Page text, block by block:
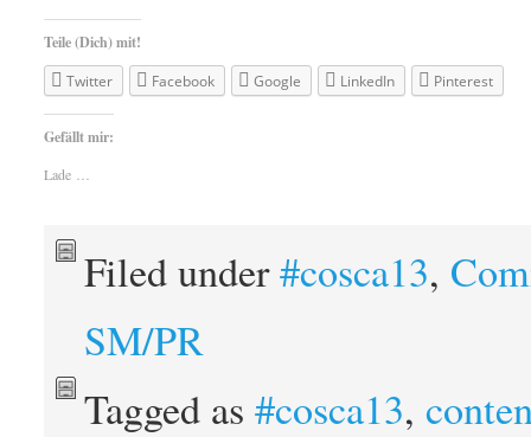
Teile (Dich) mit!
Twitter
Facebook Google LinkedIn Pinterest
Gefällt mir:
Lade …
Filed under#cosca13,
SM/PR
Tagged as#cosca13,